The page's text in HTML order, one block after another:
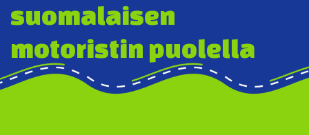
suomalaisen
motoristin puolella